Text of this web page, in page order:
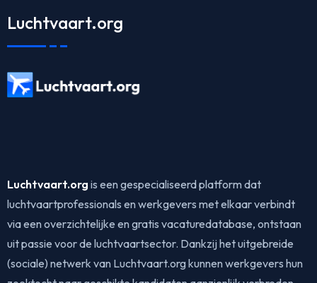
Luchtvaart.org
Luchtvaart.org is een gespecialiseerd platform dat
luchtvaartprofessionals en werkgevers met elkaar verbindt
via een overzichtelijke en gratis vacaturedatabase, ontstaan
uit passie voor de luchtvaartsector. Dankzij het uitgebreide
(sociale) netwerk van Luchtvaart.org kunnen werkgevers hun